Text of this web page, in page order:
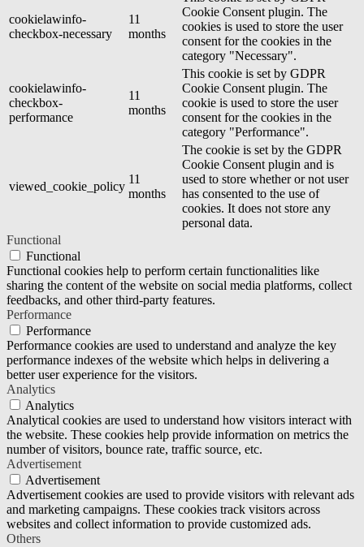
cookielawinfo-
checkbox-necessary
11
months
Cookie Consent plugin. The
cookies is used to store the user
consent for the cookies in the
category "Necessary".
cookielawinfo-
checkbox-
performance
11
months
This cookie is set by GDPR
Cookie Consent plugin. The
cookie is used to store the user
consent for the cookies in the
category "Performance".
viewed_cookie_policy
11
months
The cookie is set by the GDPR
Cookie Consent plugin and is
used to store whether or not user
has consented to the use of
cookies. It does not store any
personal data.
Functional
Functional
Functional cookies help to perform certain functionalities like
sharing the content of the website on social media platforms, collect
feedbacks, and other third-party features.
Performance
Performance
Performance cookies are used to understand and analyze the key
performance indexes of the website which helps in delivering a
better user experience for the visitors.
Analytics
Analytics
Analytical cookies are used to understand how visitors interact with
the website. These cookies help provide information on metrics the
number of visitors, bounce rate, traffic source, etc.
Advertisement
Advertisement
Advertisement cookies are used to provide visitors with relevant ads
and marketing campaigns. These cookies track visitors across
websites and collect information to provide customized ads.
Others